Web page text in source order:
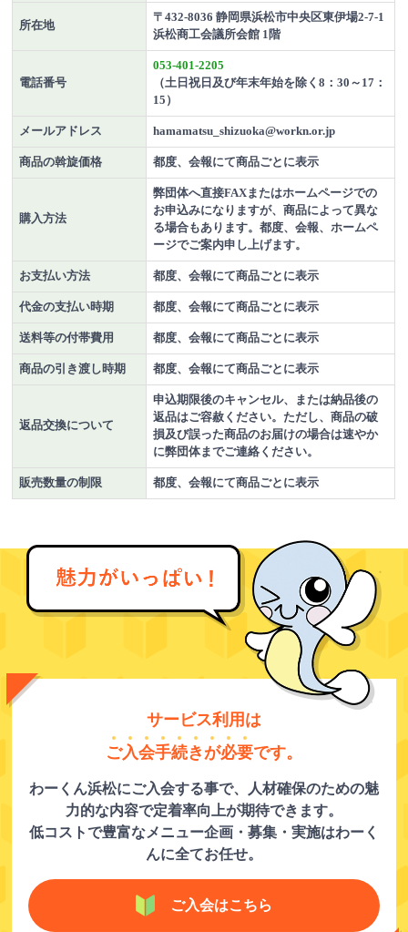
所在地
〒432-8036 静岡県浜松市中央区東伊場2-7-1
浜松商工会議所会館 1階
電話番号
053-401-2205
（土日祝日及び年末年始を除く8：30～17：
15）
メールアドレス hamamatsu_shizuoka@workn.or.jp
商品の斡旋価格 都度、会報にて商品ごとに表示
購入方法
弊団体へ直接FAXまたはホームページでの
お申込みになりますが、商品によって異な
る場合もあります。都度、会報、ホームペ
ージでご案内申し上げます。
お支払い方法 都度、会報にて商品ごとに表示
代金の支払い時期 都度、会報にて商品ごとに表示
送料等の付帯費用 都度、会報にて商品ごとに表示
商品の引き渡し時期 都度、会報にて商品ごとに表示
返品交換について
申込期限後のキャンセル、または納品後の
返品はご容赦ください。ただし、商品の破
損及び誤った商品のお届けの場合は速やか
に弊団体までご連絡ください。
販売数量の制限 都度、会報にて商品ごとに表示
サービス利用は
ご入会手続き が必要です。
わーくん浜松にご入会する事で、人材確保のための魅
力的な内容で定着率向上が期待できます。
低コストで豊富なメニュー企画・募集・実施はわーく
んに全てお任せ。
ご入会はこちら